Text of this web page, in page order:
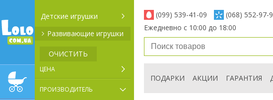
ДЕТСКИЕ КОЛЯСКИ
Детские игрушки
Развивающие игрушки
ОЧИСТИТЬ
ЦЕНА
ПРОИЗВОДИТЕЛЬ
(099) 539-41-09 (068) 552-97-
Ежедневно с 10:00 до 18:00
ПОДАРКИ АКЦИИ ГАРАНТИЯ